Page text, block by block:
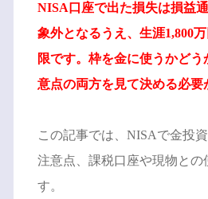
NISA口座で出た損失は損益
象外となるうえ、生涯1,800
限です。枠を金に使うかど
意点の両方を見て決める必要
この記事では、NISAで金投
注意点、課税口座や現物との
す。